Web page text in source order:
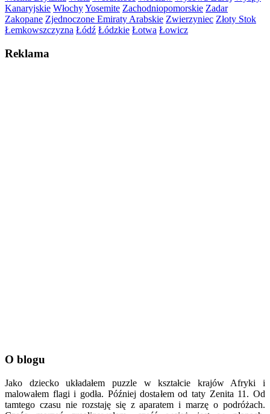
Kanaryjskie WłochyYosemite Zachodniopomorskie Zadar
Zakopane Zjednoczone Emiraty Arabskie Zwierzyniec Złoty Stok
Łemkowszczyzna Łódź Łódzkie Łotwa Łowicz
Reklama
O blogu
Jako dziecko układałem puzzle w kształcie krajów Afryki i
malowałem flagi i godła. Później dostałem od taty Zenita 11. Od
tamtego czasu nie rozstaję się z aparatem i marzę o podróżach.